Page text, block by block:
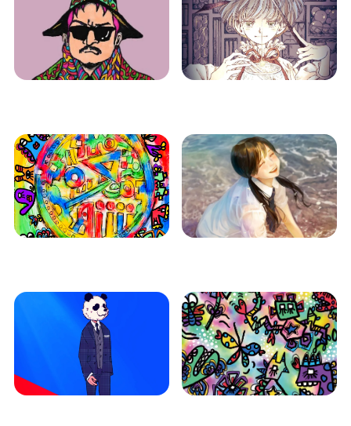
モモンプ
iw501001
Rainbow2
iw501001
Girls
iw501001 iw501001
Rainbow